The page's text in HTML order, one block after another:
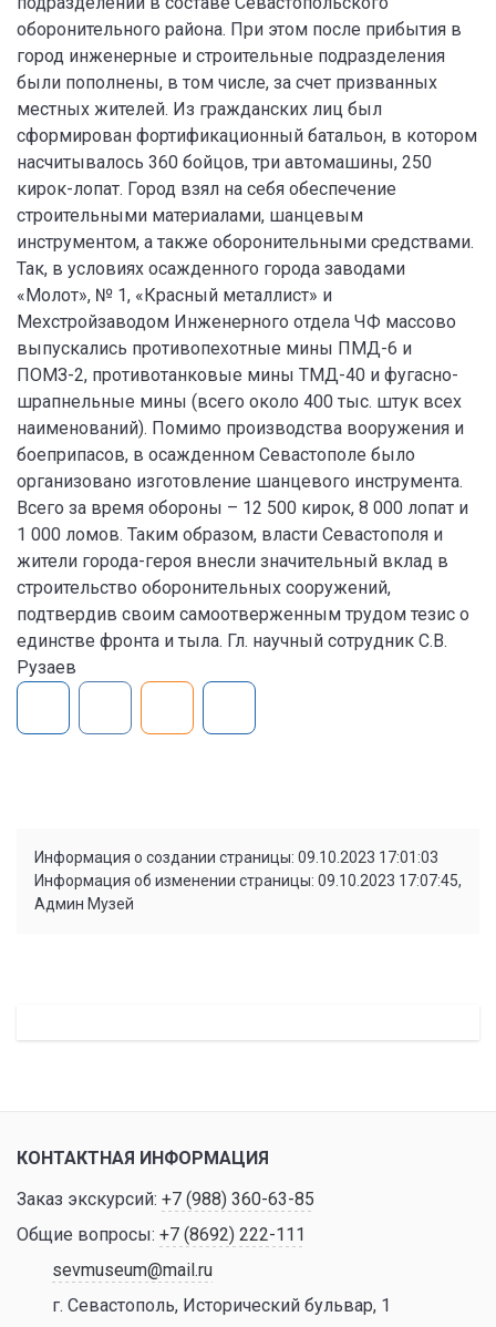
оборонительного района. При этом после прибытия в
город инженерные и строительные подразделения
были пополнены, в том числе, за счет призванных
местных жителей. Из гражданских лиц был
сформирован фортификационный батальон, в котором
насчитывалось 360 бойцов, три автомашины, 250
кирок-лопат. Город взял на себя обеспечение
строительными материалами, шанцевым
инструментом, а также оборонительными средствами.
Так, в условиях осажденного города заводами
«Молот», № 1, «Красный металлист» и
Мехстройзаводом Инженерного отдела ЧФ массово
выпускались противопехотные мины ПМД-6 и
ПОМЗ-2, противотанковые мины ТМД-40 и фугасно-
шрапнельные мины (всего около 400 тыс. штук всех
наименований). Помимо производства вооружения и
боеприпасов, в осажденном Севастополе было
организовано изготовление шанцевого инструмента.
Всего за время обороны – 12 500 кирок, 8 000 лопат и
1 000 ломов. Таким образом, власти Севастополя и
жители города-героя внесли значительный вклад в
строительство оборонительных сооружений,
подтвердив своим самоотверженным трудом тезис о
единстве фронта и тыла. Гл. научный сотрудник С.В.
Рузаев
Информация о создании страницы: 09.10.2023 17:01:03
Информация об изменении страницы: 09.10.2023 17:07:45,
Админ Музей
КОНТАКТНАЯ ИНФОРМАЦИЯ
Заказ экскурсий: +7 (988) 360-63-85
Общие вопросы: +7 (8692) 222-111
sevmuseum@mail.ru
г. Севастополь, Исторический бульвар, 1